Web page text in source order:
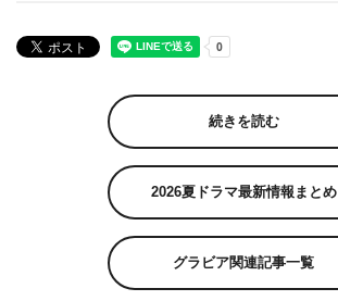
続きを読む
2026夏ドラマ最新情報まとめ
グラビア関連記事一覧